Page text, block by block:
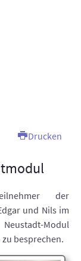
Drucken
der
und Nils im
Modul
besprechen.